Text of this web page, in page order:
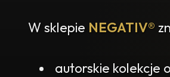
W sklepie NEGATIV®
autorskie kolekcje